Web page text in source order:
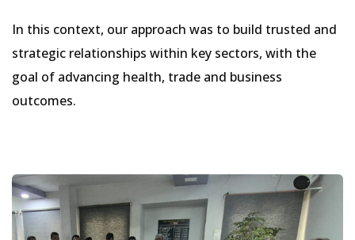
In this context, our approach was to build trusted and
strategic relationships within key sectors, with the
goal of advancing health, trade and business
outcomes.